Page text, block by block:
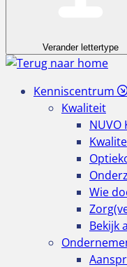
Verander lettertype
Kenniscentrum
Kwaliteit
NUVO
Wie
Bekijk